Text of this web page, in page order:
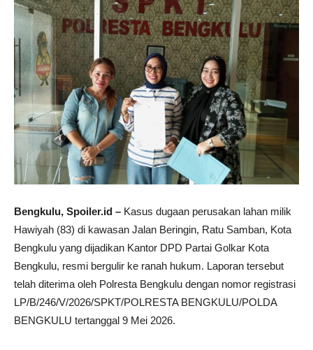
Bengkulu, Spoiler.id – Kasus dugaan perusakan lahan milik
Hawiyah (83) di kawasan Jalan Beringin, Ratu Samban, Kota
Bengkulu yang dijadikan Kantor DPD Partai Golkar Kota
Bengkulu, resmi bergulir ke ranah hukum. Laporan tersebut
telah diterima oleh Polresta Bengkulu dengan nomor registrasi
LP/B/246/V/2026/SPKT/POLRESTA BENGKULU/POLDA
BENGKULU tertanggal 9 Mei 2026.